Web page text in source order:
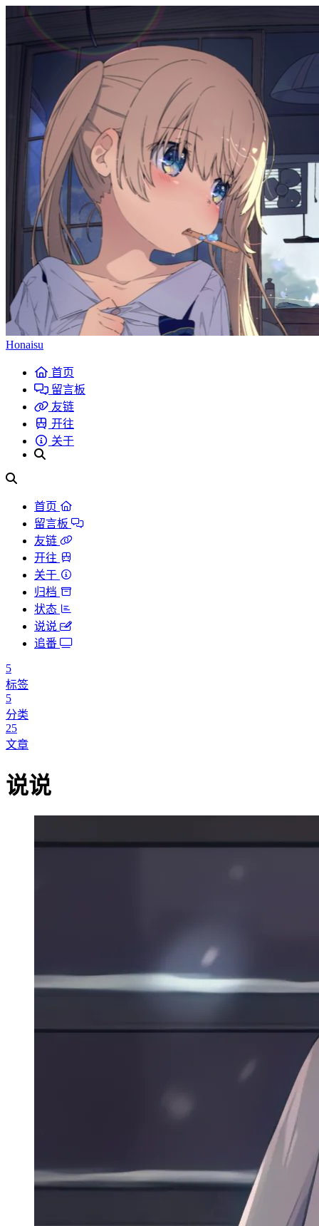
Honaisu
首页
留言板
友链
开往
关于
首页
留言板
友链
开往
关于
归档
状态
说说
追番
5
标签
5
分类
25
文章
说说